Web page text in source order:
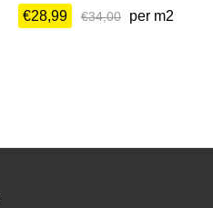
€28,99 €34,00 per m2